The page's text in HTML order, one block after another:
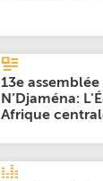
13e assemblée
N’Djaména:
Afrique